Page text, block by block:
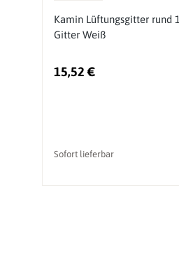
Kamin Lüftungsgitter rund
Gitter Weiß
15,52 €
Sofort lieferbar